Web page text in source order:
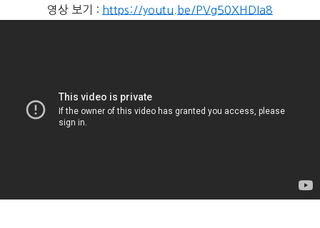
영상 보기 : https://youtu.be/PVg50XHDIa8